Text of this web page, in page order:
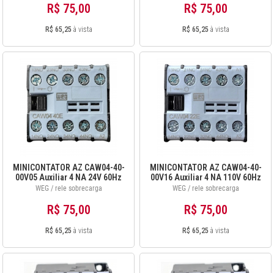
R$ 75,00
R$ 65,25à vista
R$ 75,00
R$ 65,25à vista
MINICONTATOR AZ CAW04-40-
00V05 Auxiliar 4 NA 24V 60Hz
12896449
WEG / rele sobrecarga
R$ 75,00
R$ 65,25à vista
MINICONTATOR AZ CAW04-40-
00V16 Auxiliar 4 NA 110V 60Hz
12896453
WEG / rele sobrecarga
R$ 75,00
R$ 65,25à vista